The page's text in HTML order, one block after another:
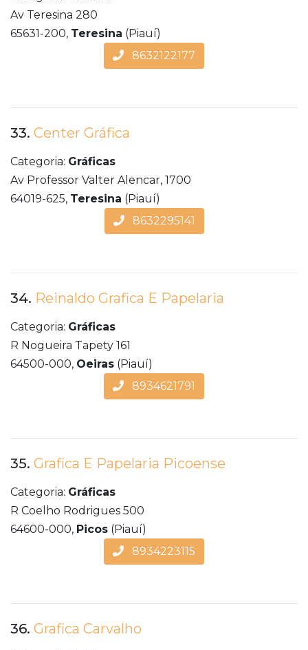
Av Teresina 280
65631-200, Teresina (Piauí)
8632122177
33. Center Gráfica
Categoria: Gráficas
Av Professor Valter Alencar, 1700
64019-625, Teresina (Piauí)
8632295141
34. Reinaldo Grafica E Papelaria
Categoria: Gráficas
R Nogueira Tapety 161
64500-000, Oeiras (Piauí)
8934621791
35. Grafica E Papelaria Picoense
Categoria: Gráficas
R Coelho Rodrigues 500
64600-000, Picos (Piauí)
8934223115
36. Grafica Carvalho